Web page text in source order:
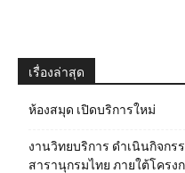
เรื่องล่าสุด
ห้องสมุด เปิดบริการใหม่
งานวิทยบริการ ดำเนินกิจก
สารานุกรมไทย ภายใต้โครง